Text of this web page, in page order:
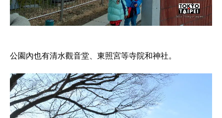
公園內也有清水觀音堂、東照宮等寺院和神社。